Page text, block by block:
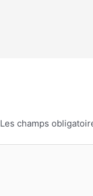
Les champs